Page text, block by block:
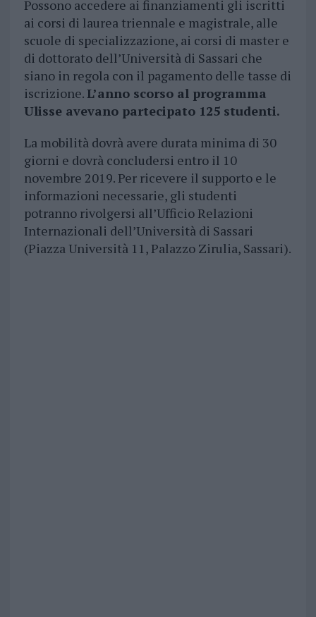
Possono accedere ai finanziamenti gli iscritti
ai corsi di laurea triennale e magistrale, alle
scuole di specializzazione, ai corsi di master e
di dottorato dell’Università di Sassari che
siano in regola con il pagamento delle tasse di
iscrizione.L’anno scorso al programma
Ulisse avevano partecipato 125 studenti.
La mobilità dovrà avere durata minima di 30
giorni e dovrà concludersi entro il 10
novembre 2019. Per ricevere il supporto e le
informazioni necessarie, gli studenti
potranno rivolgersi all’Ufficio Relazioni
Internazionali dell’Università di Sassari
(Piazza Università 11, Palazzo Zirulia, Sassari).